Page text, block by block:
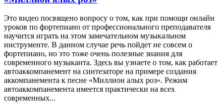
Это видео посвящено вопросу о том, как при помощи онлайн
уроков по фортепиано от профессионального преподавателя
научится играть на этом замечательном музыкальном
инструменте. В данном случае речь пойдет не совсем о
фортепиано, но это тоже очень полезные знания для
современного музыканта. Здесь вы узнаете о том, как работает
автоаккомпанемент на синтезаторе на примере создания
аккомпанемента к песне «Миллион алых роз». Режим
автоаккомпанемента имеется практически на всех
современных...